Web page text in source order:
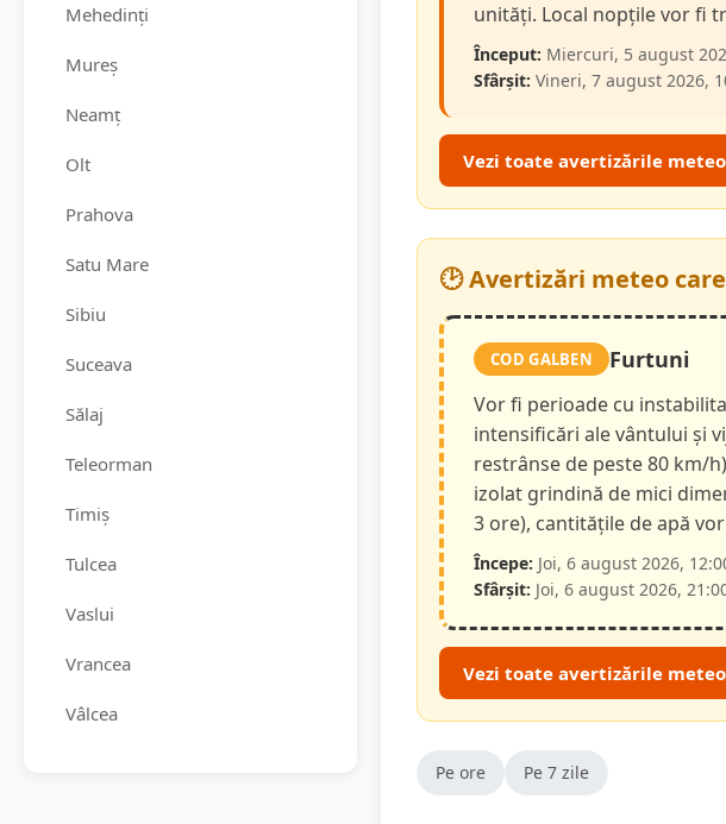
Mehedinți
Mureș
Neamț
Olt
Prahova
Satu Mare
Sibiu
Suceava
Sălaj
Teleorman
Timiș
Tulcea
Vaslui
Vrancea
Vâlcea
unități. Local nopțile vor fi
Început: Miercuri, 5 august
Sfârșit: Vineri, 7 august 2026,
Vezi toate avertizările
🕑 Avertizări meteo
COD GALBEN Furtuni
Vor fi perioade cu
intensificări ale vântului și
restrânse de peste 80 km/
izolat grindină de mici
3 ore), cantitățile de apă
Începe: Joi, 6 august 2026,
Sfârșit: Joi, 6 august 2026,
Vezi toate avertizările
Pe ore Pe 7 zile